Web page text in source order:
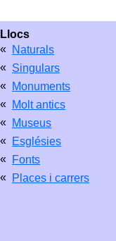
Llocs
« Naturals
« Singulars
« Monuments
« Molt antics
« Museus
« Esglésies
« Fonts
« Places i carrers